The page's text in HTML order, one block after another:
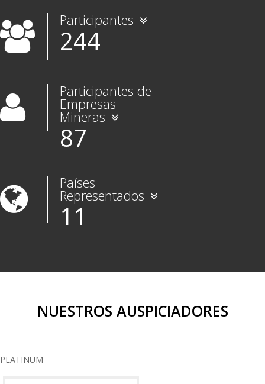
Participantes
244
Participantes de
Empresas
Mineras
87
Países
Representados
11
NUESTROS AUSPICIADORES
PLATINUM